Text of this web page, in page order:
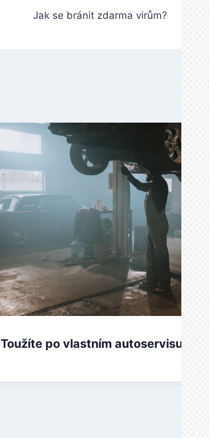
Jak se bránit zdarma virům?
Toužíte po vlastním autoservisu?